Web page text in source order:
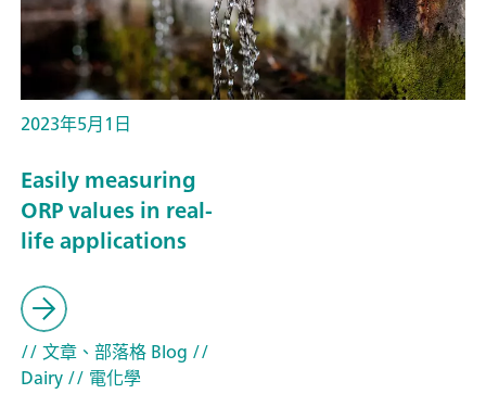
2023年5月1日
Easily measuring
ORP values in real-
life applications
// 文章、部落格 Blog //
Dairy// 電化學